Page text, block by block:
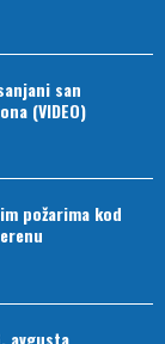
san
(VIDEO)
požarima kod
avgusta